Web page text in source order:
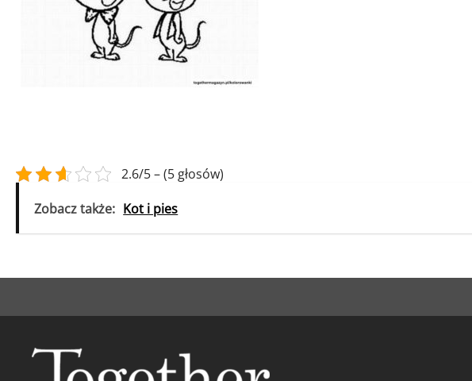
2.6/5 – (5 głosów)
Zobacz także: Kot i pies